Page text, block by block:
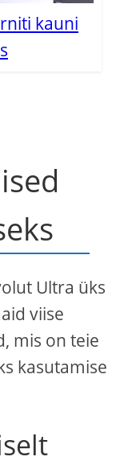
kauni
Ultra üks
viise
mis on teie
kasutamise